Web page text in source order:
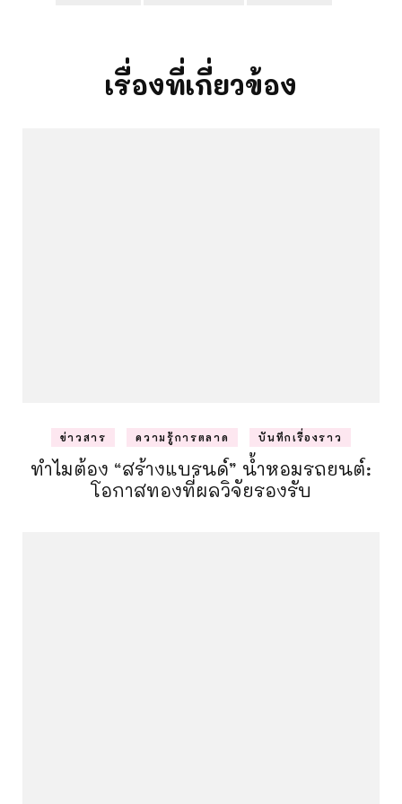
เรื่องที่เกี่ยวข้อง
ข่าวสาร ความรู้การตลาด บันทึกเรื่องราว
ทำไมต้อง “สร้างแบรนด์” น้ำหอมรถยนต์:
โอกาสทองที่ผลวิจัยรองรับ